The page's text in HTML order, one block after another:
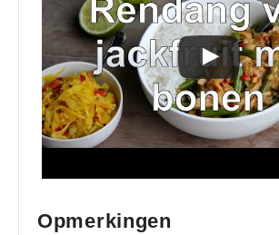
Opmerkingen